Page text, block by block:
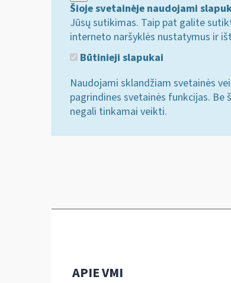
Šioje svetainėje naudojami
Jūsų sutikimas. Taip pat galite
interneto naršyklės nustatymus ir
Būtinieji slapukai
Naudojami sklandžiam svetainės
pagrindines svetainės funkcijas. Be
negali tinkamai veikti.
APIE VMI